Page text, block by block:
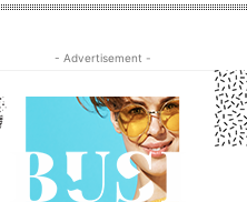
- Advertisement -